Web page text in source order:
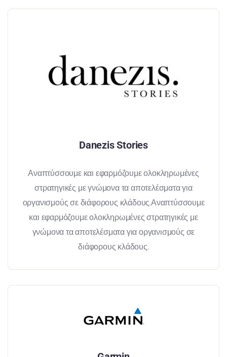
Danezis Stories
Αναπτύσσουμε και εφαρμόζουμε ολοκληρωμένες
στρατηγικές με γνώμονα τα αποτελέσματα για
οργανισμούς σε διάφορους κλάδους.Αναπτύσσουμε
και εφαρμόζουμε ολοκληρωμένες στρατηγικές με
γνώμονα τα αποτελέσματα για οργανισμούς σε
διάφορους κλάδους.